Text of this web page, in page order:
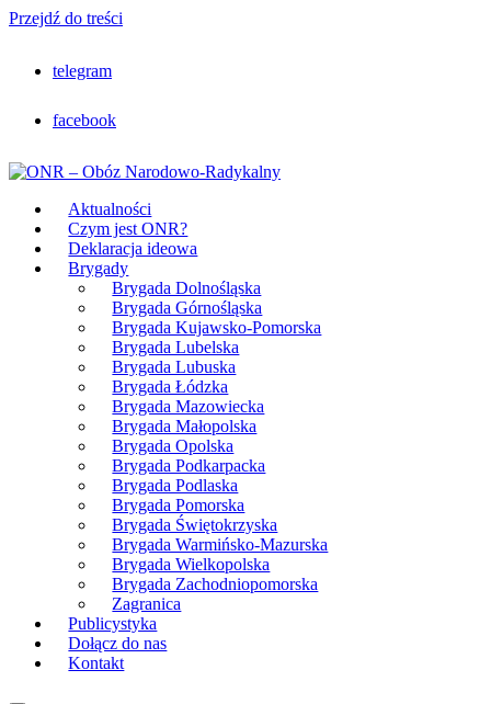
Przejdź do treści
telegram
facebook
Aktualności
Czym jest ONR?
Deklaracja ideowa
Brygady
Brygada Dolnośląska
Brygada Górnośląska
Brygada Kujawsko-Pomorska
Brygada Lubelska
Brygada Lubuska
Brygada Łódzka
Brygada Mazowiecka
Brygada Małopolska
Brygada Opolska
Brygada Podkarpacka
Brygada Podlaska
Brygada Pomorska
Brygada Świętokrzyska
Brygada Warmińsko-Mazurska
Brygada Wielkopolska
Brygada Zachodniopomorska
Zagranica
Publicystyka
Dołącz do nas
Kontakt